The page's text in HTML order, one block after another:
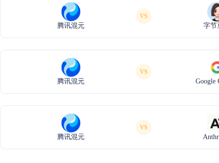
腾讯混元
VS
字节
腾讯混元
VS
Google
腾讯混元
VS